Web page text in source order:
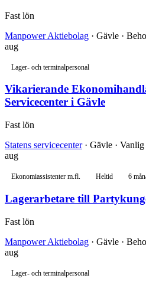
Fast lön
Manpower Aktiebolag · Gävle ·
aug
Lager- och terminalpersonal
Vikarierande
Servicecenter i Gävle
Fast lön
Statens servicecenter· Gävle ·
aug
Ekonomiassistenter m.fl. Heltid 6
Lagerarbetare till
Fast lön
Manpower Aktiebolag · Gävle ·
aug
Lager- och terminalpersonal